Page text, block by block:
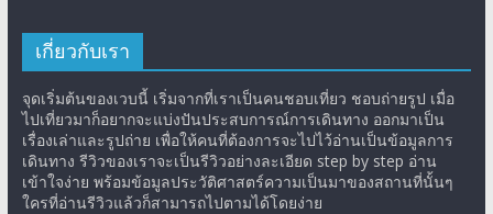
เกี่ยวกับเรา
จุดเริ่มต้นของเวบนี้ เริ่มจากที่เราเป็นคนชอบเที่ยว ชอบถ่ายรูป เมื่อ
ไปเที่ยวมาก็อยากจะแบ่งปันประสบการณ์การเดินทาง ออกมาเป็น
เรื่องเล่าและรูปถ่าย เพื่อให้คนที่ต้องการจะไปไว้อ่านเป็นข้อมูลการ
เดินทาง รีวิวของเราจะเป็นรีวิวอย่างละเอียด step by step อ่าน
เข้าใจง่าย พร้อมข้อมูลประวัติศาสตร์ความเป็นมาของสถานที่นั้นๆ
ใครที่อ่านรีวิวแล้วก็สามารถไปตามได้โดยง่าย